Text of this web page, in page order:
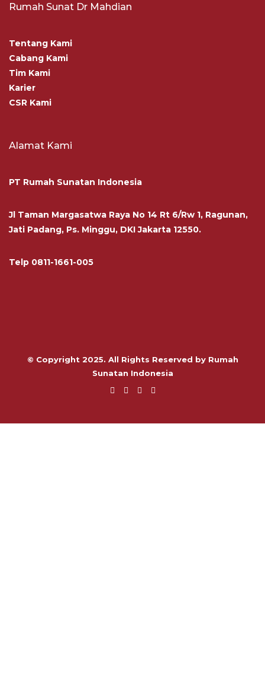
Rumah Sunat Dr Mahdian
Tentang Kami
Cabang Kami
Tim Kami
Karier
CSR Kami
Alamat Kami
PT Rumah Sunatan Indonesia
Jl Taman Margasatwa Raya No 14 Rt 6/Rw 1, Ragunan,
Jati Padang, Ps. Minggu, DKI Jakarta 12550.
Telp 0811-1661-005
© Copyright 2025. All Rights Reserved by Rumah
Sunatan Indonesia